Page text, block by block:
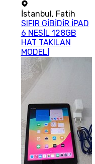
İstanbul, Fatih
SIFIR GİBİDİR İPAD
6 NESİL 128GB
HAT TAKILAN
MODELİ